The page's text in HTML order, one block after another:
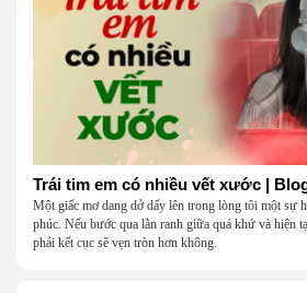
Trái tim em có nhiều vết xước |
Một giấc mơ dang dở dấy lên trong lòng tôi một sự
phúc. Nếu bước qua lằn ranh giữa quá khứ và hiện
phải kết cục sẽ vẹn tròn hơn không.